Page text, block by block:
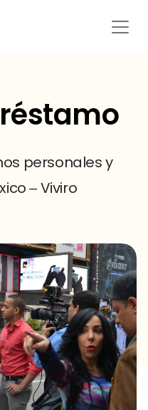
personales y
– Viviro